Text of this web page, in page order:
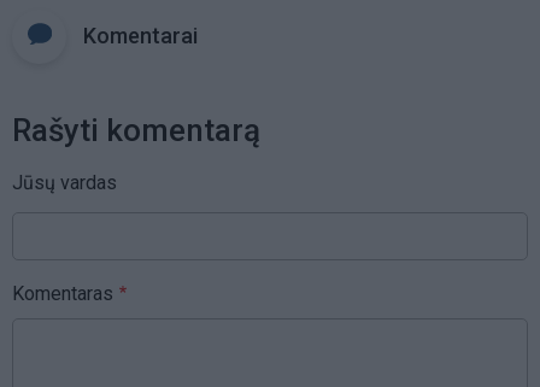
Komentarai
Rašyti komentarą
Jūsų vardas
Komentaras